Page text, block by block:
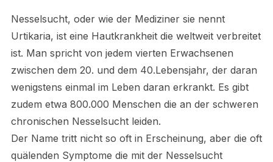
Nesselsucht, oder wie der Mediziner sie nennt
Urtikaria, ist eine Hautkrankheit die weltweit verbreitet
ist. Man spricht von jedem vierten Erwachsenen
zwischen dem 20. und dem 40.Lebensjahr, der daran
wenigstens einmal im Leben daran erkrankt. Es gibt
zudem etwa 800.000 Menschen die an der schweren
chronischen Nesselsucht leiden.
Der Name tritt nicht so oft in Erscheinung, aber die oft
quälenden Symptome die mit der Nesselsucht